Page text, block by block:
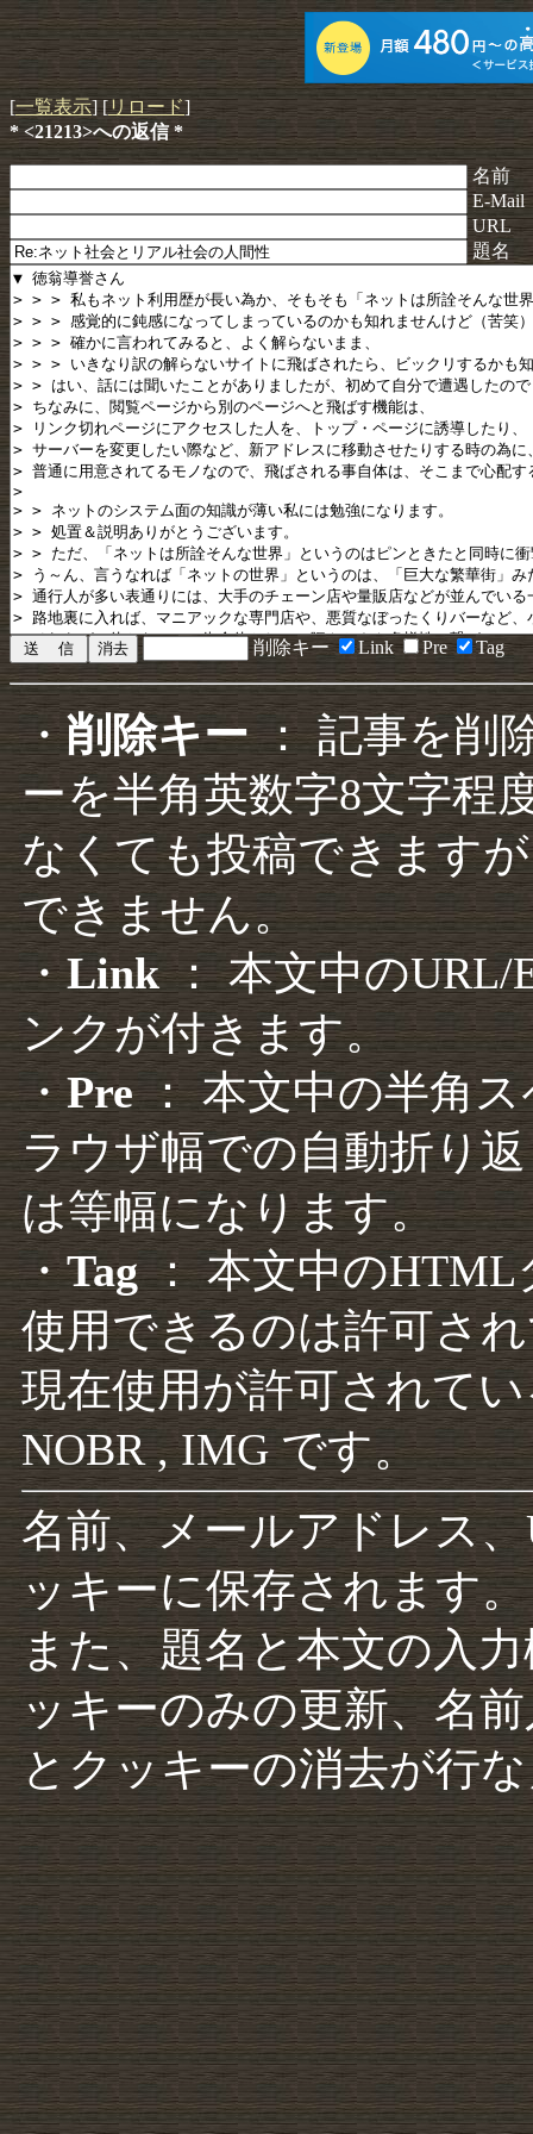
[一覧表示] [リロード]
* <21213>への返信 *
名前
E-Mail
URL
題名
削除キー Link Pre Tag
・削除キー： 記事を削
ーを半角英数字8文字程
なくても投稿できます
できません。
・Link： 本文中のURL/
ンクが付きます。
・Pre： 本文中の半角
ラウザ幅での自動折り
は等幅になります。
・Tag： 本文中のHTML
使用できるのは許可さ
現在使用が許可されて
NOBR , IMG です。
名前、メールアドレス
ッキーに保存されます。
また、題名と本文の入
ッキーのみの更新、名
とクッキーの消去が行